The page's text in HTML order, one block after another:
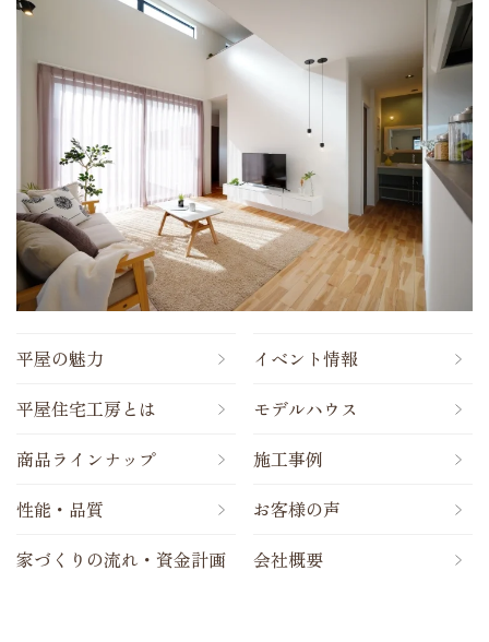
平屋の魅力
平屋住宅工房とは
商品ラインナップ
性能・品質
家づくりの流れ・資金計画
イベント情報
モデルハウス
施工事例
お客様の声
会社概要